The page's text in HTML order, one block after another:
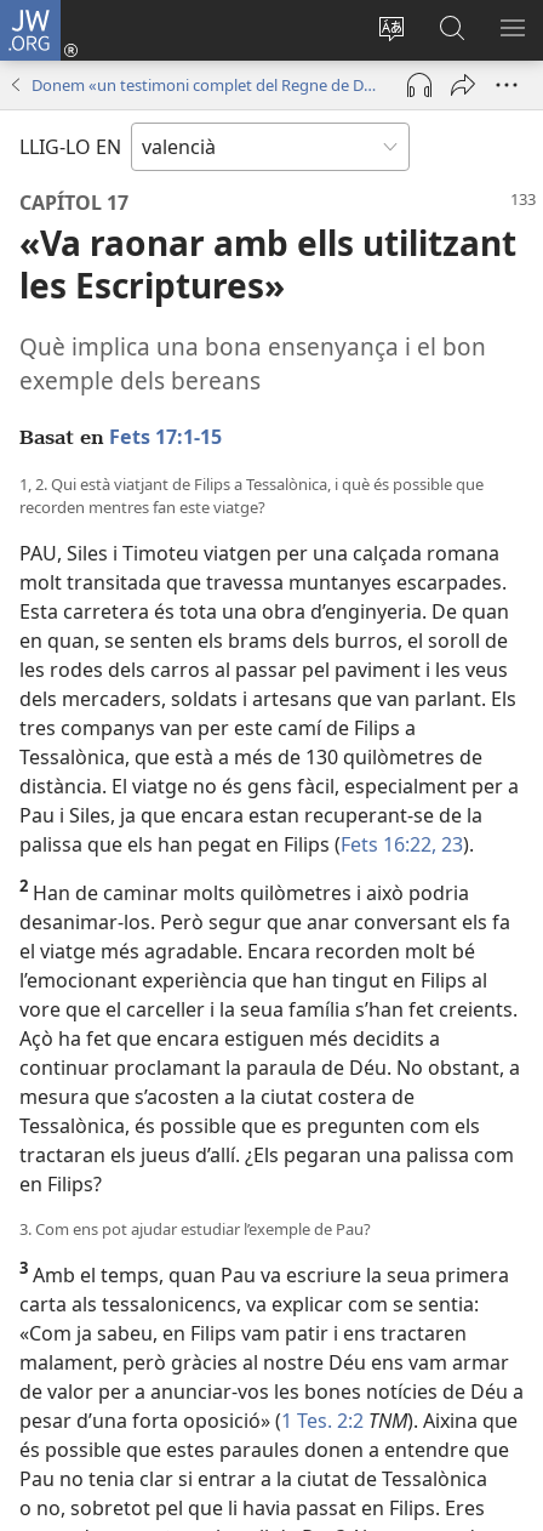
JW.ORG
Canviar
l'idioma
Iniciar
sessió
una
Busca
a
JW.ORG
Donem «un testimoni complet del Regne de Déu»
LLIG-LO EN
CAPÍTOL 17
«Va raonar amb ells utilitzant
les Escriptures»
Què implica una bona ensenyança i el bon
exemple dels bereans
Basat en Fets 17:1-15
1, 2. Qui està viatjant de Filips a Tessalònica, i què és possible que
recorden mentres fan este viatge?
PAU, Siles i Timoteu viatgen per una calçada romana
molt transitada que travessa muntanyes escarpades.
Esta carretera és tota una obra d’enginyeria. De quan
en quan, se senten els brams dels burros, el soroll de
les rodes dels carros al passar pel paviment i les veus
dels mercaders, soldats i artesans que van parlant. Els
tres companys van per este camí de Filips a
Tessalònica, que està a més de 130 quilòmetres de
distància. El viatge no és gens fàcil, especialment per a
Pau i Siles, ja que encara estan recuperant-se de la
palissa que els han pegat en Filips (Fets 16:22, 23).
2 Han de caminar molts quilòmetres i això podria
desanimar-los. Però segur que anar conversant els fa
el viatge més agradable. Encara recorden molt bé
l’emocionant experiència que han tingut en Filips al
vore que el carceller i la seua família s’han fet creients.
Açò ha fet que encara estiguen més decidits a
continuar proclamant la paraula de Déu. No obstant, a
mesura que s’acosten a la ciutat costera de
Tessalònica, és possible que es pregunten com els
tractaran els jueus d’allí. ¿Els pegaran una palissa com
en Filips?
3. Com ens pot ajudar estudiar l’exemple de Pau?
3 Amb el temps, quan Pau va escriure la seua primera
carta als tessalonicencs, va explicar com se sentia:
«Com ja sabeu, en Filips vam patir i ens tractaren
malament, però gràcies al nostre Déu ens vam armar
de valor per a anunciar-vos les bones notícies de Déu a
pesar d’una forta oposició» (1 Tes. 2:2 TNM). Aixina que
és possible que estes paraules donen a entendre que
Pau no tenia clar si entrar a la ciutat de Tessalònica
o no, sobretot pel que li havia passat en Filips. Eres